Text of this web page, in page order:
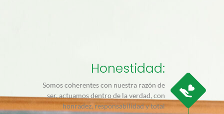
Honestidad:
Somos coherentes con nuestra razón de
ser, actuamos dentro de la verdad, con
honradez, responsabilidad y total